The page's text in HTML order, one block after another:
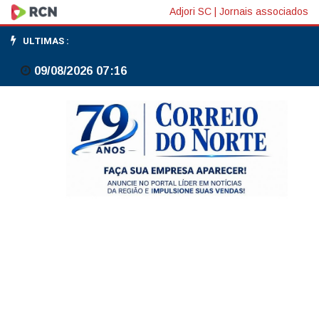
Gilmar
Mendes
vota
derrubar
Adjori SC Jornais associados
ULTIMAS :
09/08/2026 07:16